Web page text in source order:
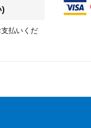
)
払いくだ